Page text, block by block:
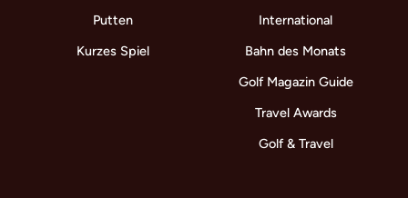
Putten
Kurzes Spiel
International
Bahn des Monats
Golf Magazin Guide
Travel Awards
Golf & Travel